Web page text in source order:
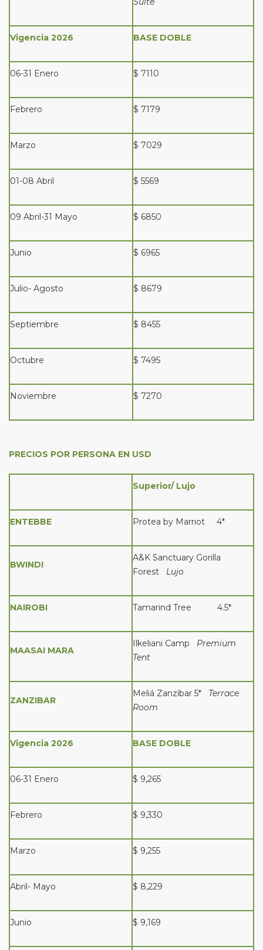
Vigencia 2026 BASE DOBLE
06-31 Enero $ 7110
Febrero $ 7179
Marzo $ 7029
01-08 Abril $ 5569
09 Abril-31 Mayo $ 6850
Junio $ 6965
Julio- Agosto $ 8679
Septiembre $ 8455
Octubre $ 7495
Noviembre $ 7270
PRECIOS POR PERSONA EN USD
Superior/ Lujo
ENTEBBE Protea by Marriot 4*
BWINDI
A&K Sanctuary Gorilla
Forest Lujo
NAIROBI Tamarind Tree 4.5*
MAASAI MARA
Ilkeliani Camp Premium
Tent
ZANZIBAR
Meliá Zanzíbar 5* Terrace
Room
Vigencia 2026 BASE DOBLE
06-31 Enero $ 9,265
Febrero $ 9,330
Marzo $ 9,255
Abril- Mayo $ 8,229
Junio $ 9,169